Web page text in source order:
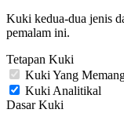
Kuki kedua-dua jenis
pemalam ini.
Tetapan Kuki
Kuki Yang
Kuki Analitikal
Dasar Kuki